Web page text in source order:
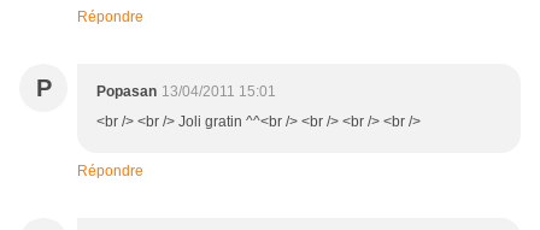
Répondre
P Popasan 13/04/2011 15:01
<br /> <br /> Joli gratin ^^<br /> <br /> <br /> <br />
Répondre